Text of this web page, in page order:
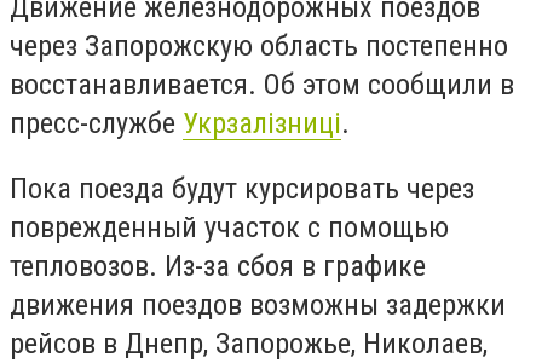
Движение железнодорожных поездов
через Запорожскую область постепенно
восстанавливается. Об этом сообщили в
пресс-службе Укрзалізниці.
Пока поезда будут курсировать через
поврежденный участок с помощью
тепловозов. Из-за сбоя в графике
движения поездов возможны задержки
рейсов в Днепр, Запорожье, Николаев,